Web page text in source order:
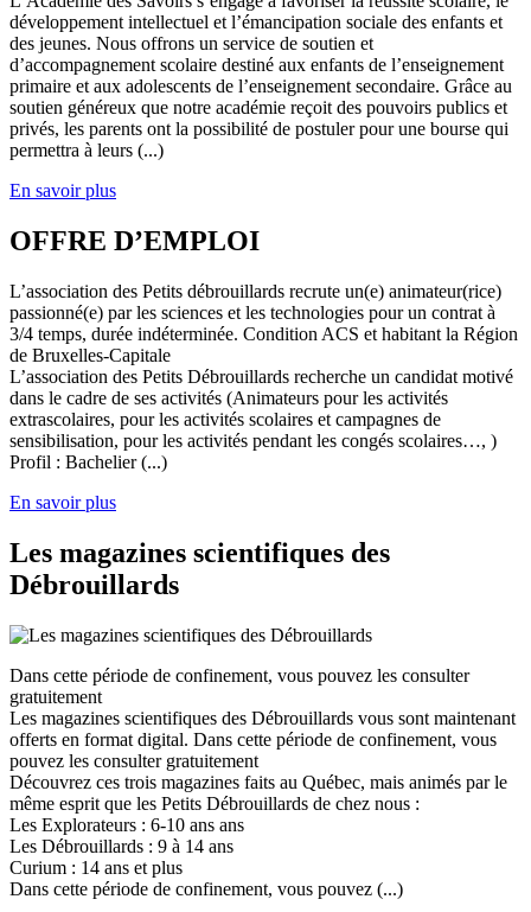
développement intellectuel et l’émancipation sociale des enfants et
des jeunes. Nous offrons un service de soutien et
d’accompagnement scolaire destiné aux enfants de l’enseignement
primaire et aux adolescents de l’enseignement secondaire. Grâce au
soutien généreux que notre académie reçoit des pouvoirs publics et
privés, les parents ont la possibilité de postuler pour une bourse qui
permettra à leurs (...)
En savoir plus
OFFRE D’EMPLOI
L’association des Petits débrouillards recrute un(e) animateur(rice)
passionné(e) par les sciences et les technologies pour un contrat à
3/4 temps, durée indéterminée. Condition ACS et habitant la Région
de Bruxelles-Capitale
L’association des Petits Débrouillards recherche un candidat motivé
dans le cadre de ses activités (Animateurs pour les activités
extrascolaires, pour les activités scolaires et campagnes de
sensibilisation, pour les activités pendant les congés scolaires…, )
Profil : Bachelier (...)
En savoir plus
Les magazines scientifiques des
Débrouillards
Dans cette période de confinement, vous pouvez les consulter
gratuitement
Les magazines scientifiques des Débrouillards vous sont maintenant
offerts en format digital. Dans cette période de confinement, vous
pouvez les consulter gratuitement
Découvrez ces trois magazines faits au Québec, mais animés par le
même esprit que les Petits Débrouillards de chez nous :
Les Explorateurs : 6-10 ans ans
Les Débrouillards : 9 à 14 ans
Curium : 14 ans et plus
Dans cette période de confinement, vous pouvez (...)